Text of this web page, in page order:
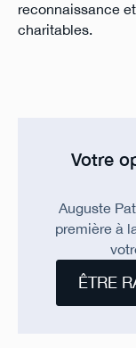
reconnaissance
charitables.
Votre
Auguste
première à
ÊTRE